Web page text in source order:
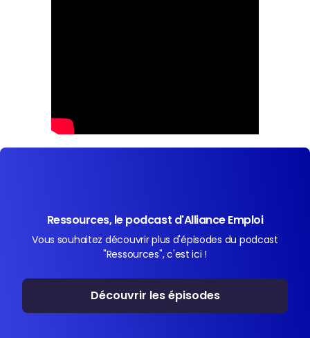
Ressources, le podcast d'Alliance Emploi
Vous souhaitez découvrir plus d'épisodes du podcast
"Ressources", c'est ici !
Découvrir les épisodes